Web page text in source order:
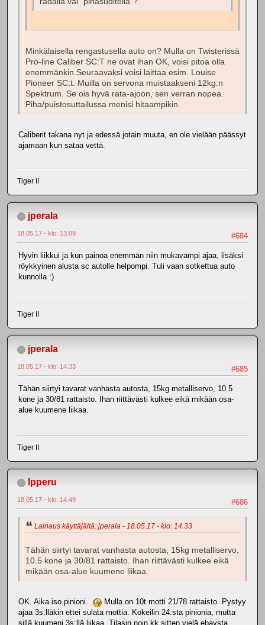
Minkälaisella rengastusella auto on? Mulla on Twisterissä
Pro-line Caliber SC:T ne ovat ihan OK, voisi pitoa olla
enemmänkin.Seuraavaksi voisi laittaa esim. Louise
Pioneer SC:t. Muilla on servona muistaakseni 12kg:n
Spektrum. Se ois hyvä rata-ajoon, sen verran nopea.
Piha/puistosuttailussa menisi hitaampikin.
Caliberit takana nyt ja edessä jotain muuta, en ole vielään päässyt
ajamaan kun sataa vettä.
Tiger II
jperala
#684
18.05.17 - klo: 13.09
Hyvin liikkui ja kun painoa enemmän niin mukavampi ajaa, lisäksi
röykkyinen alusta sc autolle helpompi. Tuli vaan sotkettua auto
kunnolla :)
Tiger II
jperala
#685
18.05.17 - klo: 14.33
Tähän siirtyi tavarat vanhasta autosta, 15kg metalliservo, 10.5
kone ja 30/81 rattaisto. Ihan riittävästi kulkee eikä mikään osa-
alue kuumene liikaa.
Tiger II
Ipperu
#686
18.05.17 - klo: 14.49
Lainaus käyttäjältä: jperala - 18.05.17 - klo: 14.33
Tähän siirtyi tavarat vanhasta autosta, 15kg metalliservo,
10.5 kone ja 30/81 rattaisto. Ihan riittävästi kulkee eikä
mikään osa-alue kuumene liikaa.
OK. Aika iso pinioni.
Mulla on 10t motti 21/78 rattaisto. Pystyy
ajaa 3s:lläkin ettei sulata mottia. Kokeilin 24:sta pinionia, mutta
sillä kuumeni 3s:llä liikaa. Tilasin noin kk sitten vielä ebaysta